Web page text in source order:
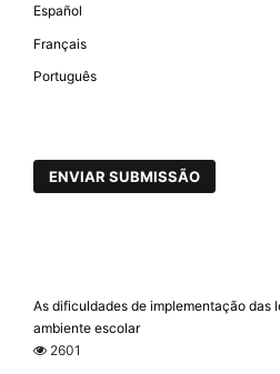
Español
Français
Português
ENVIAR SUBMISSÃO
As dificuldades de implementação das
ambiente escolar
2601